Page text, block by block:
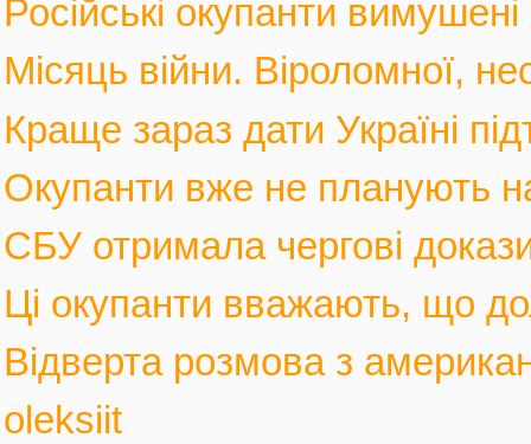
Російські окупанти
Місяць війни. Віроломної,
Краще зараз дати Україні
Окупанти вже не планують
СБУ отримала чергові
Ці окупанти вважають, що
Відверта розмова з
oleksiit